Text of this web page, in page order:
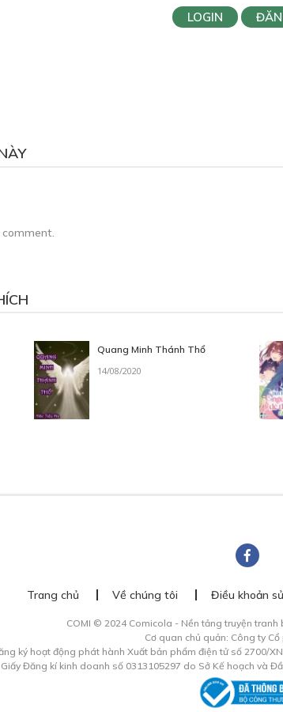
LOGIN
Quang Minh Thánh Thổ
14/08/2020
Trang chủ Về chúng tôi Điều khoản
COMI © 2024 Comicola - Nền tảng truyện tranh
Cơ quan chủ quản: Công ty
ký hoạt động phát hành Xuất bản phẩm điện tử số 2700/
Giấy Đăng kí kinh doanh số 0313105297 do Sở Kế hoạch và